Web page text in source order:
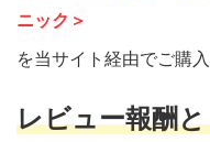
ニック＞
を当サイト経由でご購
レビュー報酬